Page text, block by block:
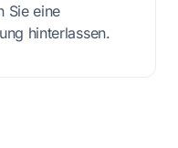
Sie eine
hinterlassen.